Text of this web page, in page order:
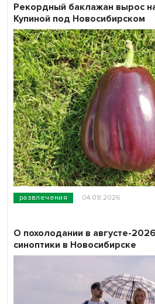
развлечения 04.08.2026
Рекордный баклажан вырос
Купиной под Новосибирском
О похолодании в августе-
синоптики в Новосибирске